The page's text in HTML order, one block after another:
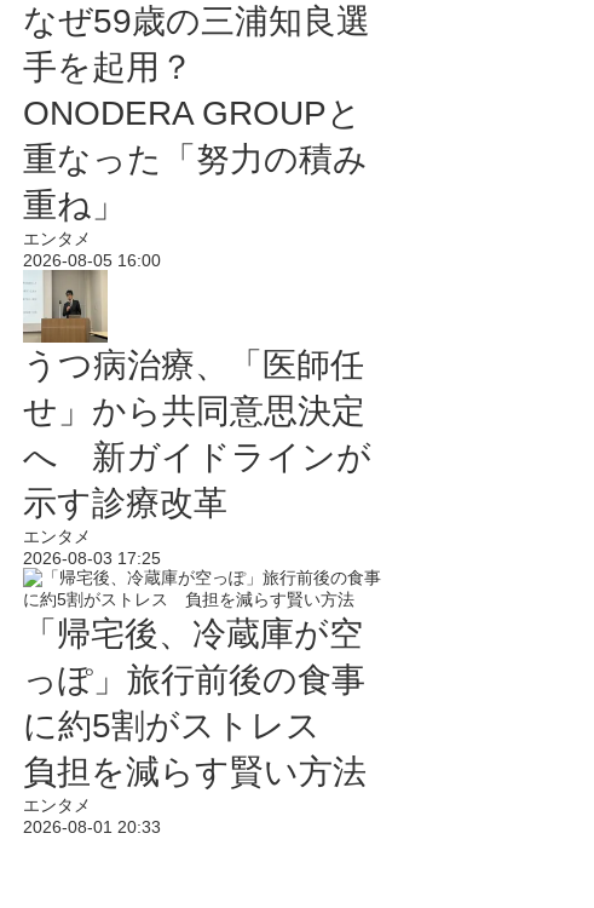
なぜ59歳の三浦知良選
手を起用？
ONODERA GROUPと
重なった「努力の積み
重ね」
エンタメ
2026-08-05 16:00
うつ病治療、「医師任
せ」から共同意思決定
へ 新ガイドラインが
示す診療改革
エンタメ
2026-08-03 17:25
「帰宅後、冷蔵庫が空
っぽ」旅行前後の食事
に約5割がストレス
負担を減らす賢い方法
エンタメ
2026-08-01 20:33